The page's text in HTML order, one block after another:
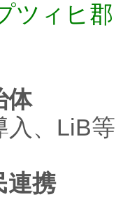
ィヒ郡
体
入、LiB
連携